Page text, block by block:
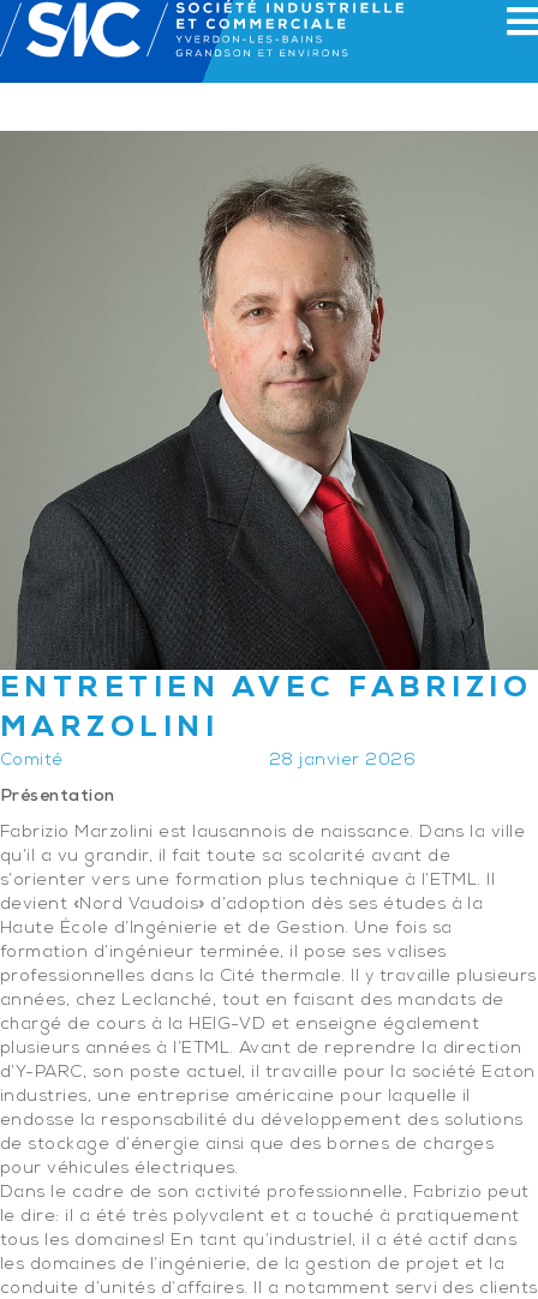
ENTRETIEN AVEC FABRIZIO
MARZOLINI
Comité
28 janvier 2026
Présentation
Fabrizio Marzolini est lausannois de naissance. Dans la ville
qu’il a vu grandir, il fait toute sa scolarité avant de
s’orienter vers une formation plus technique à l’ETML. Il
devient «Nord Vaudois» d’adoption dès ses études à la
Haute École d’Ingénierie et de Gestion. Une fois sa
formation d’ingénieur terminée, il pose ses valises
professionnelles dans la Cité thermale. Il y travaille plusieurs
années, chez Leclanché, tout en faisant des mandats de
chargé de cours à la HEIG-VD et enseigne également
plusieurs années à l’ETML. Avant de reprendre la direction
d’Y-PARC, son poste actuel, il travaille pour la société Eaton
industries, une entreprise américaine pour laquelle il
endosse la responsabilité du développement des solutions
de stockage d’énergie ainsi que des bornes de charges
pour véhicules électriques.
Dans le cadre de son activité professionnelle, Fabrizio peut
le dire: il a été très polyvalent et a touché à pratiquement
tous les domaines! En tant qu’industriel, il a été actif dans
les domaines de l’ingénierie, de la gestion de projet et la
conduite d’unités d’affaires. Il a notamment servi des clients